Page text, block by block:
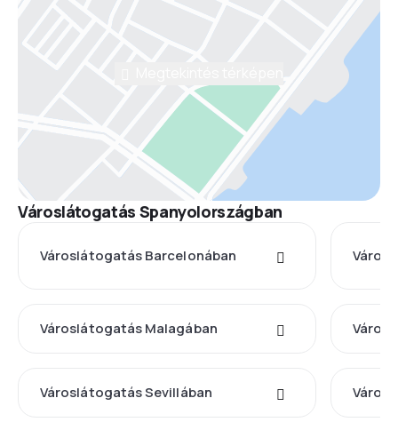
Városlátogatás Spanyolországban
Városlátogatás Barcelonában
Városlátogatás Malagában
Városlátogatás Sevillában